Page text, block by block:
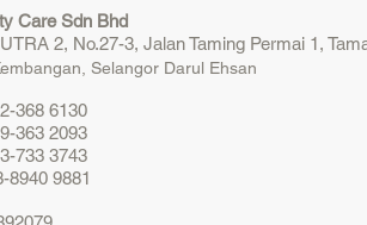
Care Sdn Bhd
2, No.27-3, Jalan Taming Permai 1,
Selangor Darul Ehsan
368 6130
363 2093
733 3743
9881